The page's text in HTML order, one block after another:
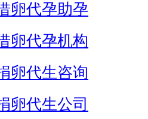
卵代孕助孕
卵代孕机构
卵代生咨询
卵代生公司